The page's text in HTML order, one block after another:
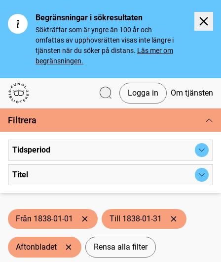
Begränsningar i sökresultaten
Sökträffar som är yngre än 100 år och
omfattas av upphovsrätten visas inte längre i
tjänsten när du söker på distans. Läs mer om
begränsningen.
Svenska tidningar
Logga in Om tjänsten
Filtrera
Tidsperiod
Titel
Från 1838-01-01 Till 1838-01-31
Aftonbladet Rensa alla filter